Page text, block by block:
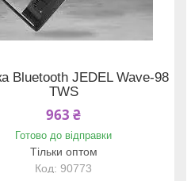
Bluetooth JEDEL Wave-98
TWS
963 ₴
Готово до відправки
Тільки оптом
90773